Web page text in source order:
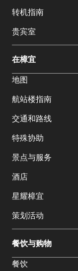
选
语
言:
转机指南
贵宾室
在樟宜
地图
航站楼指南
交通和路线
特殊协助
景点与服务
酒店
星耀樟宜
策划活动
餐饮与购物
餐饮